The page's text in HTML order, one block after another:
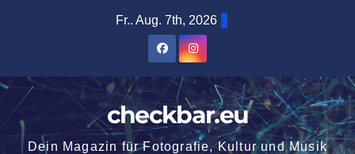
Fr.. Aug. 7th, 2026
checkbar.eu
Dein Magazin für Fotografie, Kultur und Musik